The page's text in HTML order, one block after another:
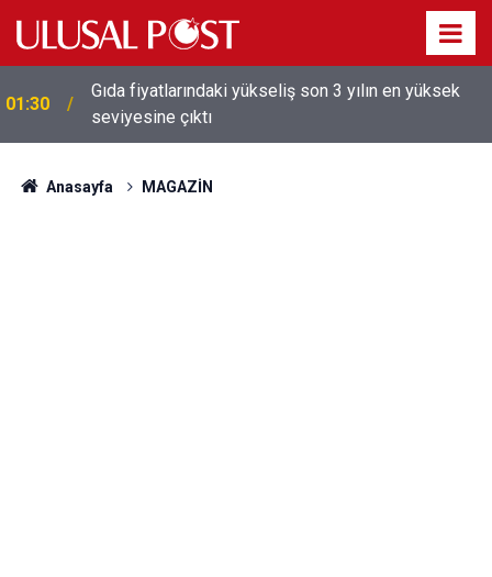
01:26
Galatasaray'dan sekiz kişi hakkında savcılığa suç
duyurusu
Anasayfa MAGAZİN